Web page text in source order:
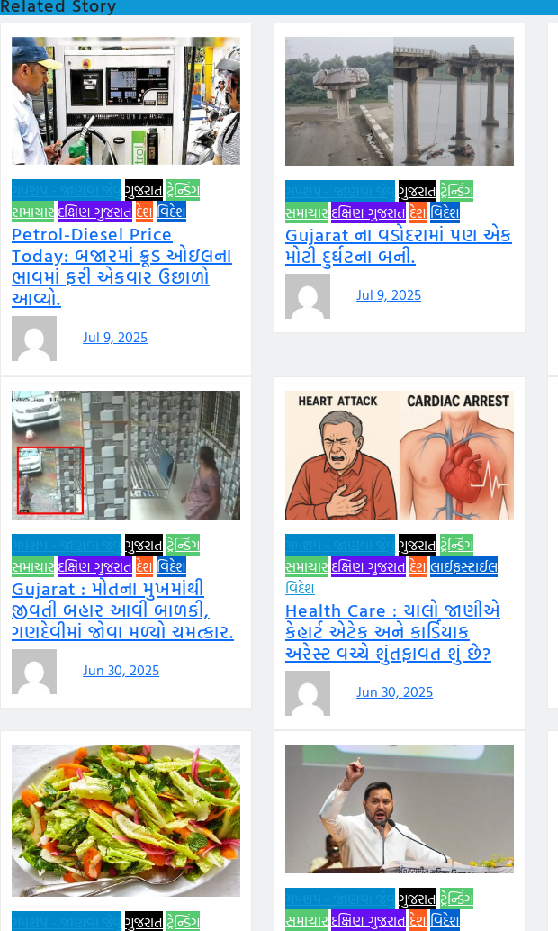
ગુજરાત ટ્રેન્ડિંગ
સમાચાર દક્ષિણ ગુજરાત દેશ વિદેશ
Petrol-Diesel Price
Today: બજારમાં ક્રૂડ ઓઇલના
ભાવમાં ફરી એકવાર ઉછાળો
આવ્યો.
Jul 9, 2025
ગુજરાત ટ્રેન્ડિંગ
સમાચાર દક્ષિણ ગુજરાત દેશ વિદેશ
Gujarat ના વડોદરામાં પણ એક
મોટી દુર્ઘટના બની.
Jul 9, 2025
ગુજરાત ટ્રેન્ડિંગ
સમાચાર દક્ષિણ ગુજરાત દેશ વિદેશ
Gujarat : મોતના મુખમાંથી
જીવતી બહાર આવી બાળકી,
ગણદેવીમાં જોવા મળ્યો ચમત્કાર.
Jun 30, 2025
ગુજરાત ટ્રેન્ડિંગ
સમાચાર દક્ષિણ ગુજરાત દેશ લાઈફસ્ટાઈલ
વિદેશ
Health Care : ચાલો જાણીએ
કેહાર્ટ એટેક અને કાર્ડિયાક
અરેસ્ટ વચ્ચે શુંતફાવત શું છે?
Jun 30, 2025
ગુજરાત ટ્રેન્ડિંગ
ગુજરાત ટ્રેન્ડિંગ
સમાચાર દક્ષિણ ગુજરાત દેશ વિદેશ